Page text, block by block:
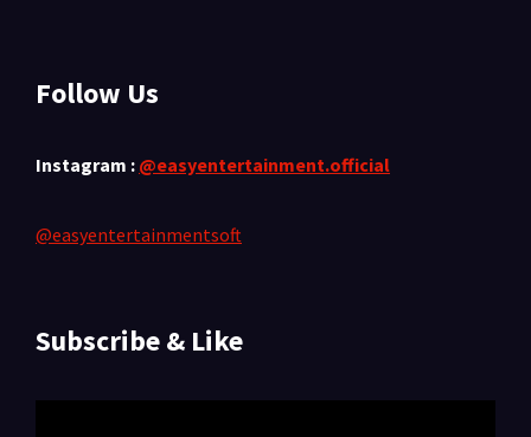
Follow Us
Instagram : @easyentertainment.official
@easyentertainmentsoft
Subscribe & Like